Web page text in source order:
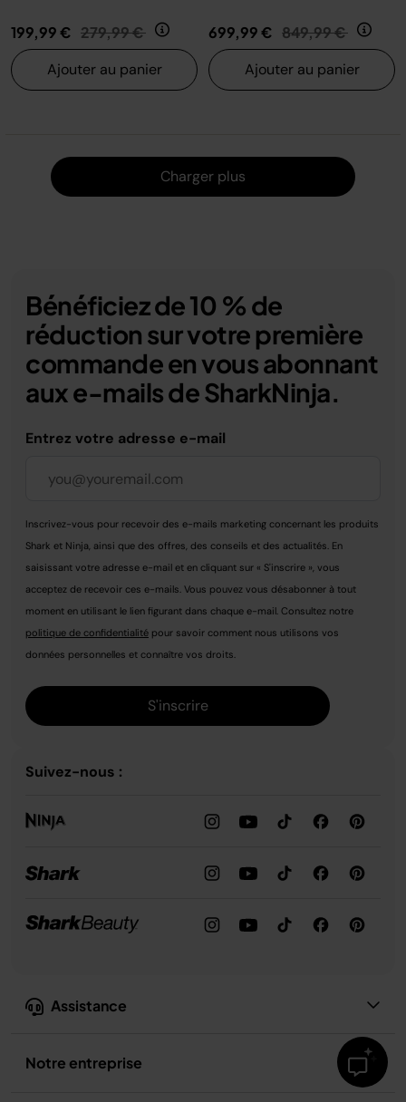
199,99 € Prix réduit de
279,99 € au
Ajouter au panier
699,99 € Prix réduit de
849,99 € au
Ajouter au panier
Charger plus
Assistance
Notre entreprise
Bénéficiez de 10 % de
réduction sur votre première
commande en vous abonnant
aux e-mails de SharkNinja.
Entrez votre adresse e-mail
Inscrivez-vous pour recevoir des e-mails marketing concernant les produits
Shark et Ninja, ainsi que des offres, des conseils et des actualités. En
saisissant votre adresse e-mail et en cliquant sur « S'inscrire », vous
acceptez de recevoir ces e-mails. Vous pouvez vous désabonner à tout
moment en utilisant le lien figurant dans chaque e-mail. Consultez notre
politique de confidentialité pour savoir comment nous utilisons vos
données personnelles et connaître vos droits.
S'inscrire
Suivez-nous :